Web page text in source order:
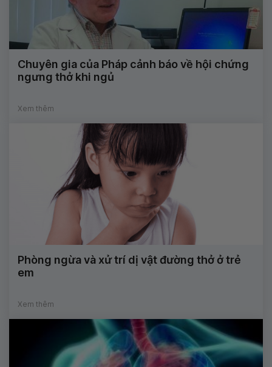
Chuyên gia của Pháp cảnh báo về hội chứng
ngưng thở khi ngủ
Xem thêm
Phòng ngừa và xử trí dị vật đường thở ở trẻ
em
Xem thêm